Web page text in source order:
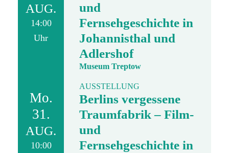
AUG.
14:00
Uhr
und
Fernsehgeschichte in
Johannisthal und
Adlershof
Museum Treptow
Mo.
31.
AUG.
10:00
AUSSTELLUNG
Berlins vergessene
Traumfabrik – Film-
und
Fernsehgeschichte in